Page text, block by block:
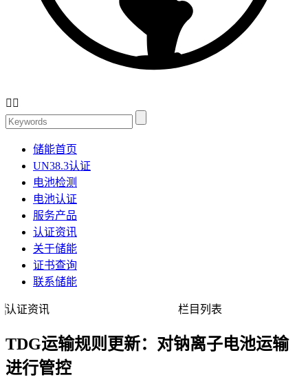
 
储能首页
UN38.3认证
电池检测
电池认证
服务产品
认证资讯
关于储能
证书查询
联系储能
认证资讯 栏目列表
TDG运输规则更新：对钠离子电池运输
进行管控